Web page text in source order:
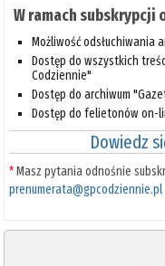
W ramach subskrypcji
Możliwość odsłuchiwania
Dostęp do wszystkich
Codziennie"
Dostęp do archiwum
Dostęp do felietonów on-
Dowiedz
*Masz pytania odnośnie
prenumerata@gpcodziennie.pl